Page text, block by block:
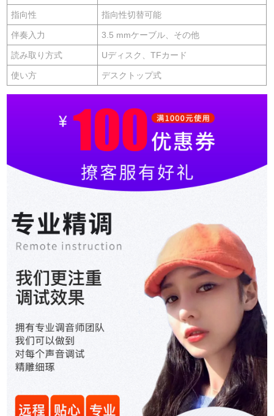
指向性 指向性切替可能
伴奏入力 3.5 mmケーブル、その他
読み取り方式 Uディスク、TFカード
使い方 デスクトップ式